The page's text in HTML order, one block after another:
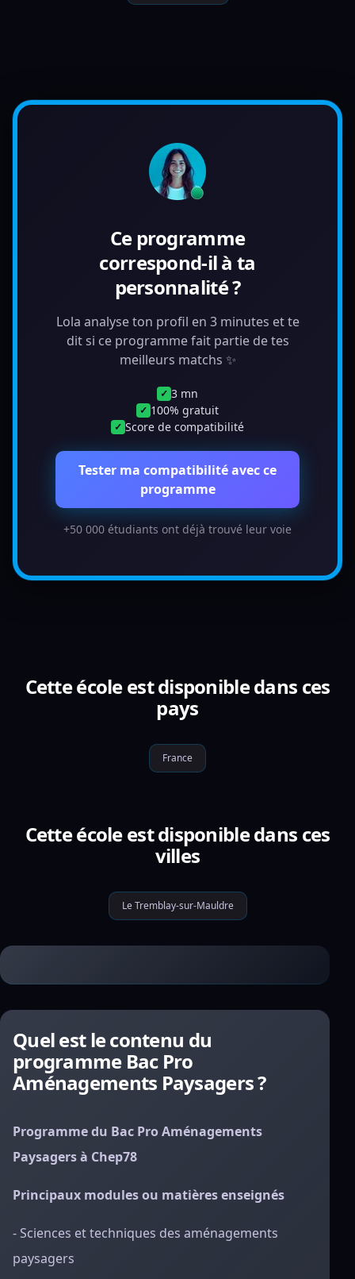
Ce programme
correspond-il à ta
personnalité ?
Lola analyse ton profil en 3 minutes et te
dit si ce programme fait partie de tes
meilleurs matchs ✨
✓ 3 mn
✓ 100% gratuit
✓ Score de compatibilité
Tester ma compatibilité avec ce
programme
+50 000 étudiants ont déjà trouvé leur voie
Cette école est disponible dans ces
pays
France
Cette école est disponible dans ces
villes
Le Tremblay-sur-Mauldre
Quel est le contenu du
programme Bac Pro
Aménagements Paysagers ?
Programme du Bac Pro Aménagements
Paysagers à Chep78
Principaux modules ou matières enseignés
- Sciences et techniques des aménagements
paysagers